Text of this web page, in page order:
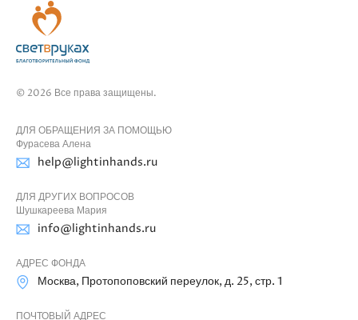
© 2026 Все права защищены.
ДЛЯ ОБРАЩЕНИЯ ЗА ПОМОЩЬЮ
Фурасева Алена
help@lightinhands.ru
ДЛЯ ДРУГИХ ВОПРОСОВ
Шушкареева Мария
info@lightinhands.ru
АДРЕС ФОНДА
Москва, Протопоповский переулок, д. 25, стр. 1
ПОЧТОВЫЙ АДРЕС